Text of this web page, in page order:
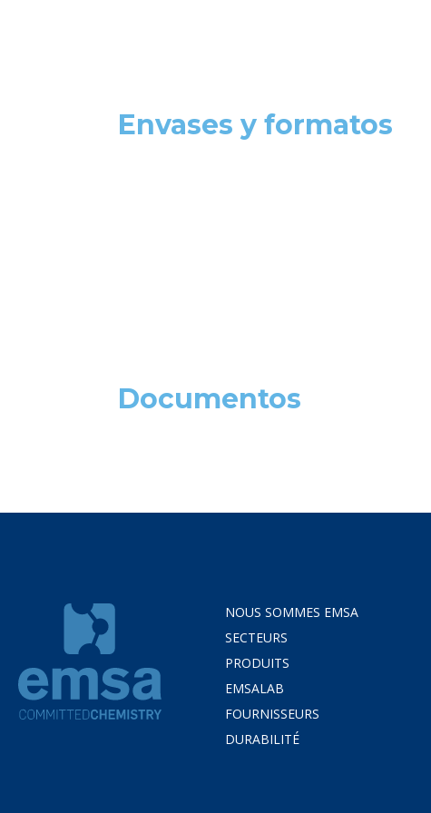
Envases y formatos
Documentos
NOUS SOMMES EMSA
SECTEURS
PRODUITS
EMSALAB
FOURNISSEURS
DURABILITÉ